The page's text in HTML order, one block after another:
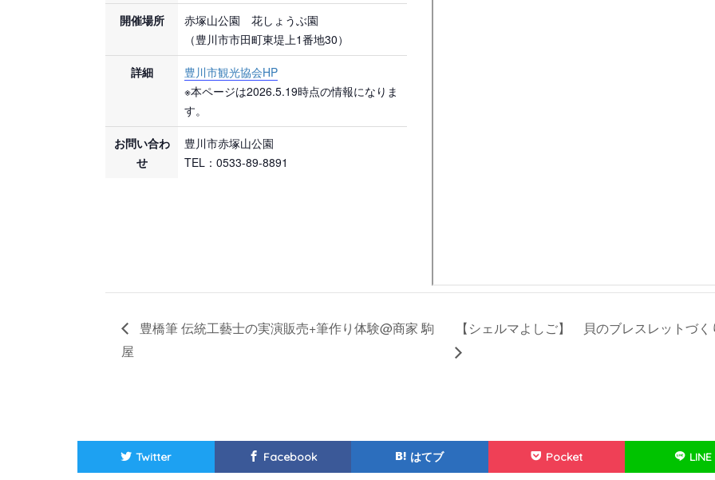
開催場所
赤塚山公園 花しょうぶ園
（豊川市市田町東堤上1番地30）
詳細
豊川市観光協会HP
※本ページは2026.5.19時点の情報になりま
す。
お問い合わ
せ
豊川市赤塚山公園
TEL：0533-89-8891
豊橋筆 伝統工藝士の実演販売+筆作り体験@商家 駒
屋
【シェルマよしご】 貝のブレスレットづく
Twitter Facebook はてブ Pocket LINE